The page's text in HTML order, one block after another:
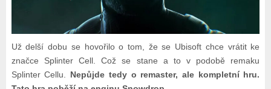
Už delší dobu se hovořilo o tom, že se Ubisoft chce vrátit ke
značce Splinter Cell. Což se stane a to v podobě remaku
Splinter Cellu. Nepůjde tedy o remaster, ale kompletní hru.